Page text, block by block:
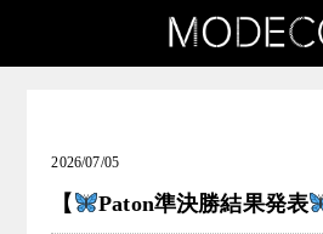
2026/07/05
【 Paton準決勝結果発表